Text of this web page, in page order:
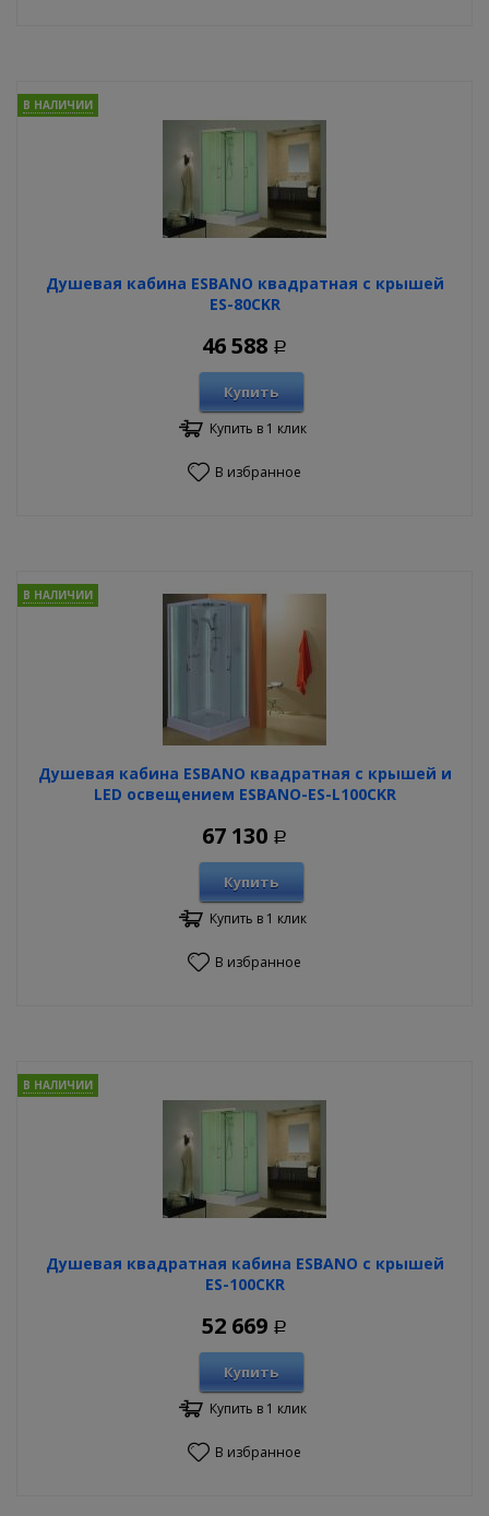
Душевая кабина ESBANO квадратная с крышей
ES-80CKR
В НАЛИЧИИ
46 588 Р
Купить
Купить в 1 клик
В избранное
Душевая кабина ESBANO квадратная с крышей и
LED освещением ESBANO-ES-L100CKR
В НАЛИЧИИ
67 130 Р
Купить
Купить в 1 клик
В избранное
Душевая квадратная кабина ESBANO с крышей
ES-100CKR
В НАЛИЧИИ
52 669 Р
Купить
Купить в 1 клик
В избранное